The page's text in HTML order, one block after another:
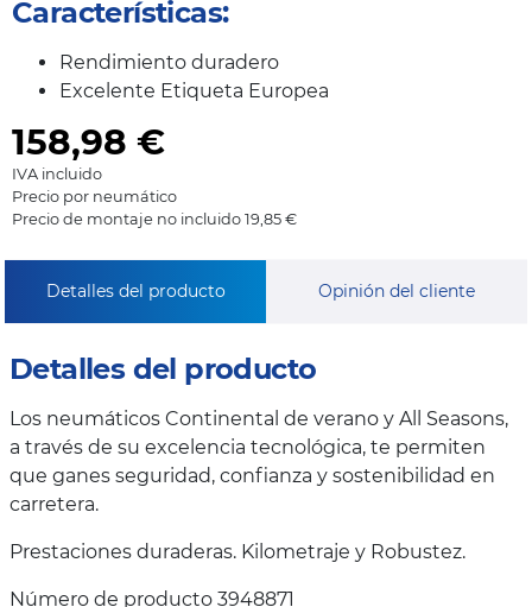
Características:
Rendimiento duradero
Excelente Etiqueta Europea
158,98 €
IVA incluido
Precio por neumático
Precio de montaje no incluido 19,85 €
Detalles del producto Opinión del cliente
Detalles del producto
Los neumáticos Continental de verano y All Seasons,
a través de su excelencia tecnológica, te permiten
que ganes seguridad, confianza y sostenibilidad en
carretera.
Prestaciones duraderas. Kilometraje y Robustez.
Número de producto 3948871